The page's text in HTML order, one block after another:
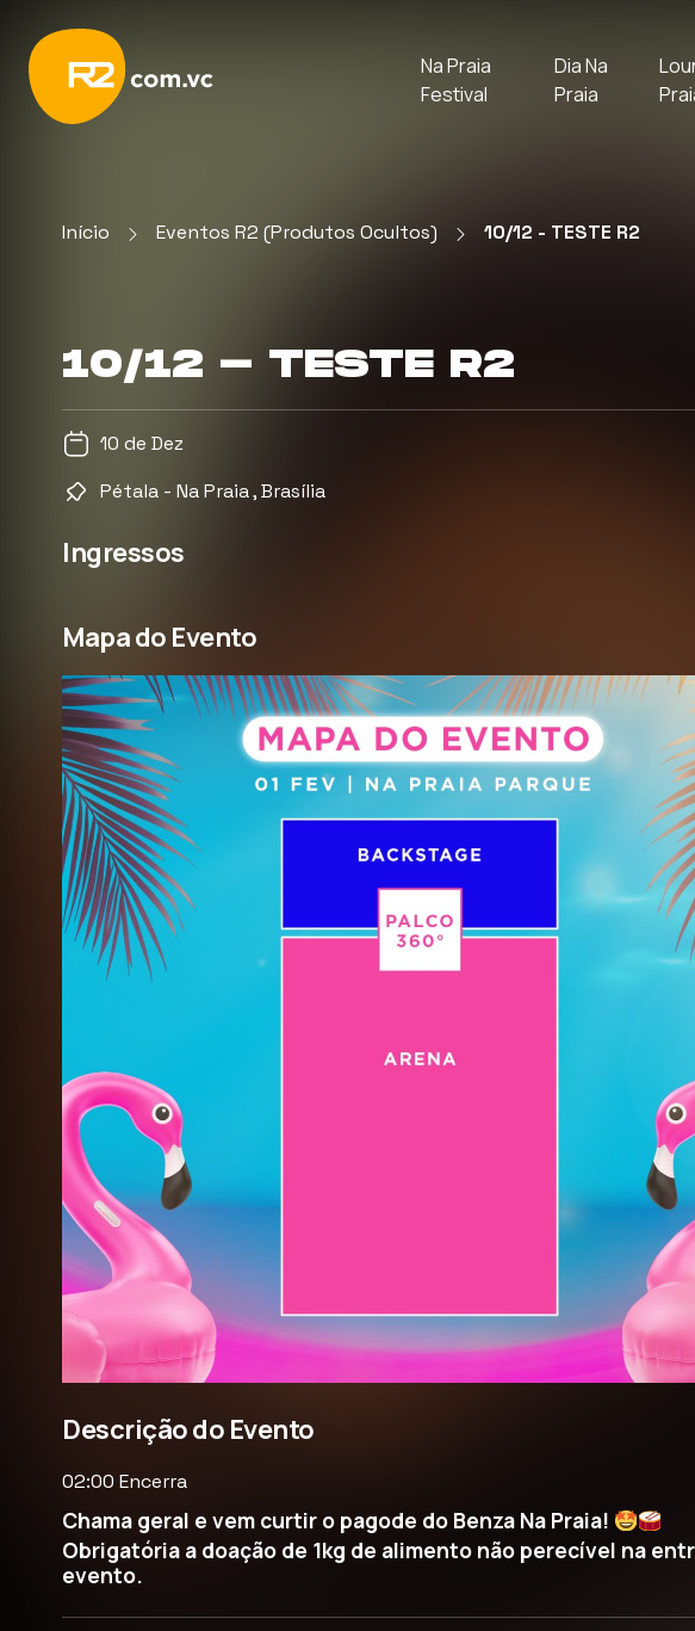
Na Praia
Festival
Dia Na
Praia
Início Eventos R2 (Produtos Ocultos) 10/12 - TESTE R2
10/12 - TESTE R2
10 de Dez
Pétala - Na Praia , Brasília
Ingressos
Mapa do Evento
Descrição do Evento
02:00 Encerra
Chama geral e vem curtir o pagode do Benza Na Praia!
Obrigatória a doação de 1kg de alimento não perecível na
evento.